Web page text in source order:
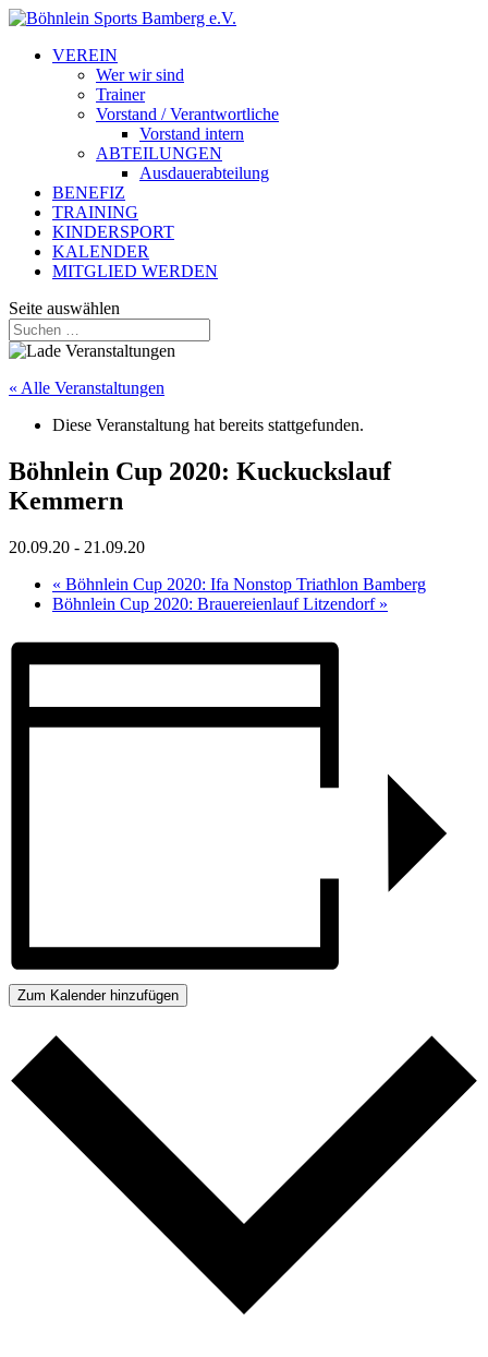
VEREIN
Wer wir sind
Trainer
Vorstand / Verantwortliche
Vorstand intern
ABTEILUNGEN
Ausdauerabteilung
BENEFIZ
TRAINING
KINDERSPORT
KALENDER
MITGLIED WERDEN
Seite auswählen
« Alle Veranstaltungen
Diese Veranstaltung hat bereits stattgefunden.
Böhnlein Cup 2020: Kuckuckslauf
Kemmern
20.09.20 - 21.09.20
« Böhnlein Cup 2020: Ifa Nonstop Triathlon Bamberg
Böhnlein Cup 2020: Brauereienlauf Litzendorf »
Zum Kalender hinzufügen